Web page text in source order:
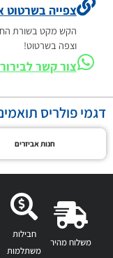
צפייה בשרטוט
הקש מקט בשורת
וצפה בשרטוט!
צור קשר
דגמי פולריס
חנות אביזרים
משלוח מהיר
חבילות
משתלמות